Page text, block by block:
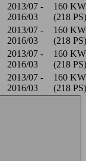
2013/07 -
2016/03
160 KW
(218 PS)
2013/07 -
2016/03
160 KW
(218 PS)
2013/07 -
2016/03
160 KW
(218 PS)
2013/07 -
2016/03
160 KW
(218 PS)